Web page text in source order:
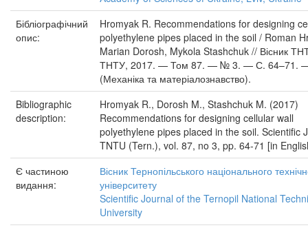
Бібліографічний
опис:
Hromyak R. Recommendations for designing
polyethylene pipes placed in the soil / Roman
Marian Dorosh, Mykola Stashchuk // Вісник
ТНТУ, 2017. — Том 87. — № 3. — С. 64–71.
(Механіка та матеріалознавство).
Bibliographic
description:
Hromyak R., Dorosh M., Stashchuk M. (2017)
Recommendations for designing cellular wall
polyethylene pipes placed in the soil. Scientific
TNTU (Tern.), vol. 87, no 3, pp. 64-71 [in
Є частиною
видання:
Вісник Тернопільського національного
університету
Scientific Journal of the Ternopil National
University